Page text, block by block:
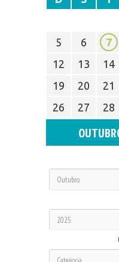
5
6 7
12
13 14
19
20 21
26
27 28